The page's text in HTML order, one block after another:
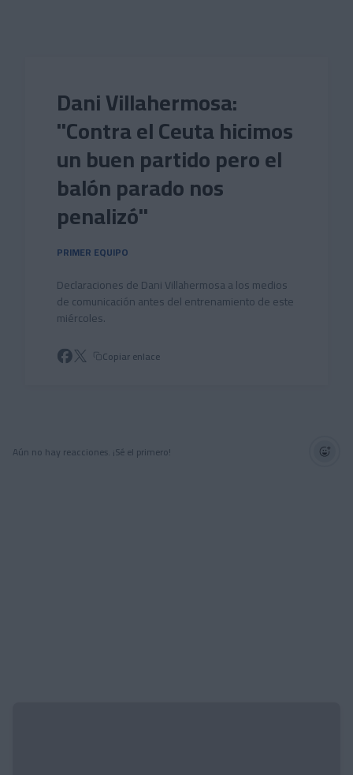
Dani Villahermosa:
"Contra el Ceuta hicimos
un buen partido pero el
balón parado nos
penalizó"
PRIMER EQUIPO
Declaraciones de Dani Villahermosa a los medios
de comunicación antes del entrenamiento de este
miércoles.
Copiar enlace
Aún no hay reacciones. ¡Sé el primero!